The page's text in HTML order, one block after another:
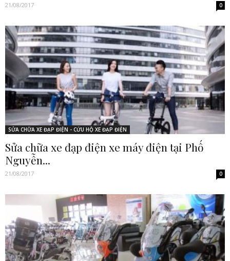
21/08/2017 0
SỬA CHỮA XE ĐẠP ĐIỆN - CỨU HỘ XE ĐẠP ĐIỆN
Sửa chữa xe đạp điện xe máy điện tại Phố
Nguyễn...
21/08/2017 0